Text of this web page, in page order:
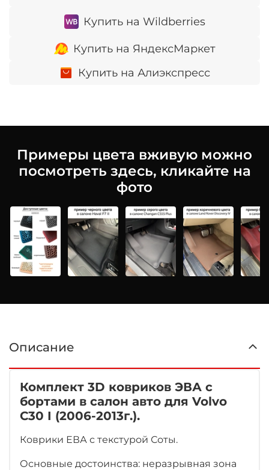
Купить на Wildberries
Купить на ЯндексМаркет
Купить на Алиэкспресс
Примеры цвета вживую можно
посмотреть здесь, кликайте на
фото
Описание
Комплект 3D ковриков ЭВА с
бортами в салон авто для Volvo
C30 I (2006-2013г.).
Коврики ЕВА с текстурой Соты.
Основные достоинства: неразрывная зона